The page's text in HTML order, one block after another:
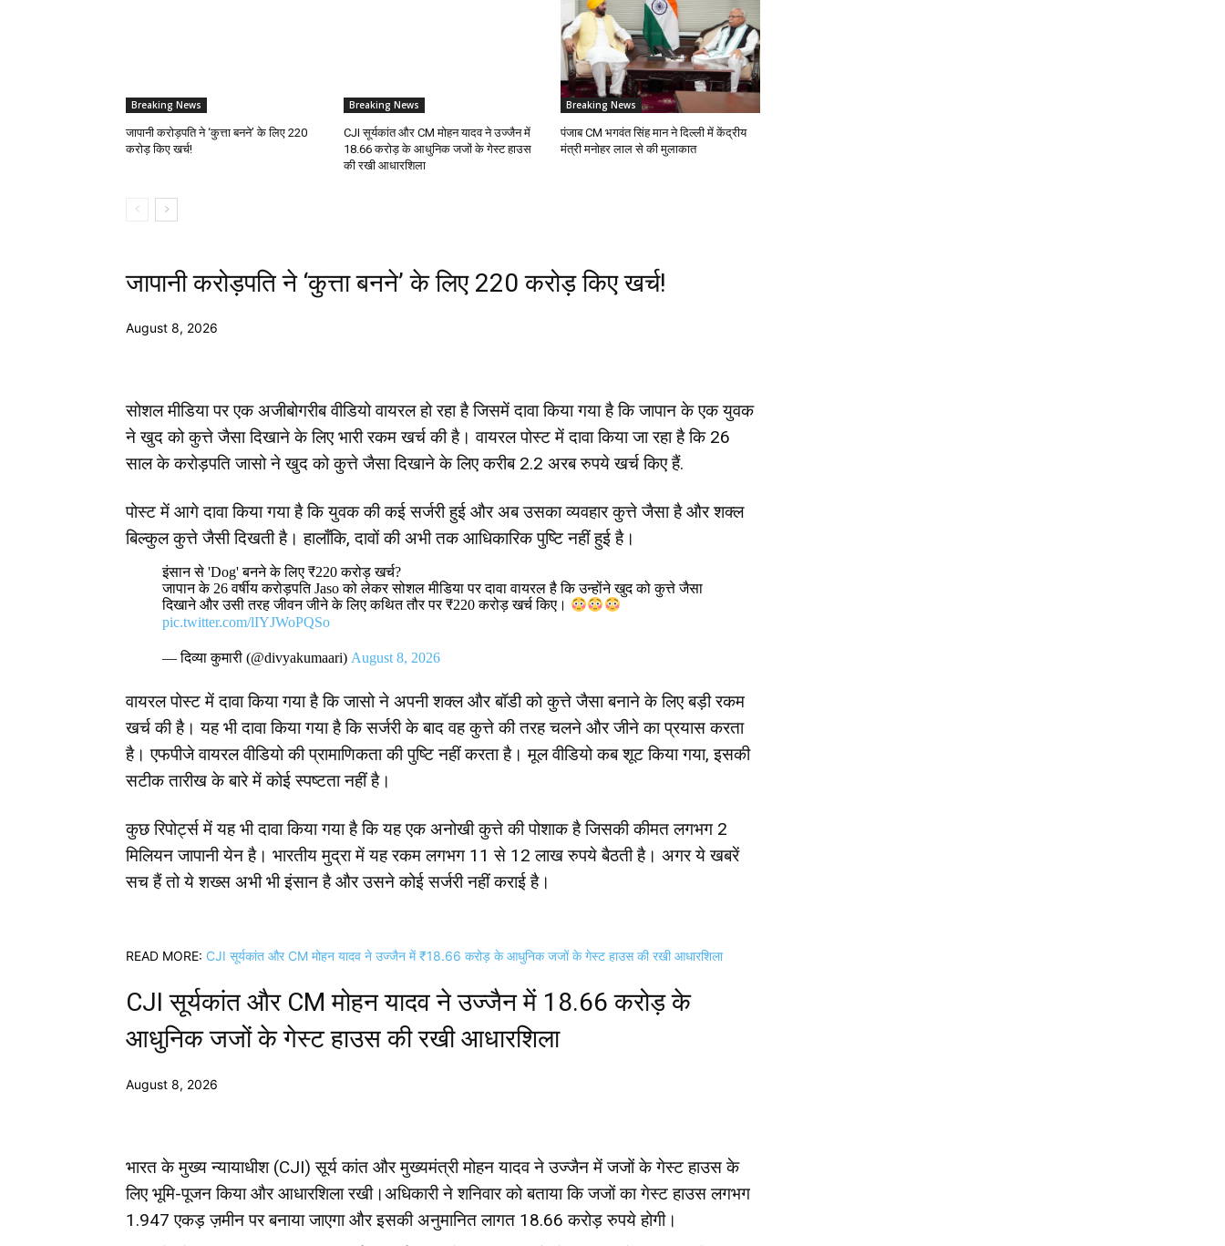
Breaking News
जापानी करोड़पति ने ‘कुत्ता बनने’ के लिए ₹220
करोड़ किए खर्च!
Breaking News
CJI सूर्यकांत और CM मोहन यादव ने उज्जैन में
₹18.66 करोड़ के आधुनिक जजों के गेस्ट हाउस
की रखी आधारशिला
Breaking News
पंजाब CM भगवंत सिंह मान ने दिल्ली में केंद्रीय
मंत्री मनोहर लाल से की मुलाकात
जापानी करोड़पति ने ‘कुत्ता बनने’ के लिए ₹220 करोड़ किए खर्च!
August 8, 2026
सोशल मीडिया पर एक अजीबोगरीब वीडियो वायरल हो रहा है जिसमें दावा किया गया है कि जापान के एक युवक
ने खुद को कुत्ते जैसा दिखाने के लिए भारी रकम खर्च की है। वायरल पोस्ट में दावा किया जा रहा है कि 26
साल के करोड़पति जासो ने खुद को कुत्ते जैसा दिखाने के लिए करीब 2.2 अरब रुपये खर्च किए हैं.
पोस्ट में आगे दावा किया गया है कि युवक की कई सर्जरी हुई और अब उसका व्यवहार कुत्ते जैसा है और शक्ल
बिल्कुल कुत्ते जैसी दिखती है। हालाँकि, दावों की अभी तक आधिकारिक पुष्टि नहीं हुई है।
इंसान से 'Dog' बनने के लिए ₹220 करोड़ खर्च?
जापान के 26 वर्षीय करोड़पति Jaso को लेकर सोशल मीडिया पर दावा वायरल है कि उन्होंने खुद को कुत्ते जैसा
दिखाने और उसी तरह जीवन जीने के लिए कथित तौर पर ₹220 करोड़ खर्च किए।
pic.twitter.com/lIYJWoPQSo
— दिव्या कुमारी (@divyakumaari) August 8, 2026
वायरल पोस्ट में दावा किया गया है कि जासो ने अपनी शक्ल और बॉडी को कुत्ते जैसा बनाने के लिए बड़ी रकम
खर्च की है। यह भी दावा किया गया है कि सर्जरी के बाद वह कुत्ते की तरह चलने और जीने का प्रयास करता
है। एफपीजे वायरल वीडियो की प्रामाणिकता की पुष्टि नहीं करता है। मूल वीडियो कब शूट किया गया, इसकी
सटीक तारीख के बारे में कोई स्पष्टता नहीं है।
कुछ रिपोर्ट्स में यह भी दावा किया गया है कि यह एक अनोखी कुत्ते की पोशाक है जिसकी कीमत लगभग 2
मिलियन जापानी येन है। भारतीय मुद्रा में यह रकम लगभग 11 से 12 लाख रुपये बैठती है। अगर ये खबरें
सच हैं तो ये शख्स अभी भी इंसान है और उसने कोई सर्जरी नहीं कराई है।
READ MORE: CJI सूर्यकांत और CM मोहन यादव ने उज्जैन में ₹18.66 करोड़ के आधुनिक जजों के गेस्ट हाउस की रखी आधारशिला
CJI सूर्यकांत और CM मोहन यादव ने उज्जैन में ₹18.66 करोड़ के
आधुनिक जजों के गेस्ट हाउस की रखी आधारशिला
August 8, 2026
भारत के मुख्य न्यायाधीश (CJI) सूर्य कांत और मुख्यमंत्री मोहन यादव ने उज्जैन में जजों के गेस्ट हाउस के
लिए भूमि-पूजन किया और आधारशिला रखी।अधिकारी ने शनिवार को बताया कि जजों का गेस्ट हाउस लगभग
1.947 एकड़ ज़मीन पर बनाया जाएगा और इसकी अनुमानित लागत 18.66 करोड़ रुपये होगी।